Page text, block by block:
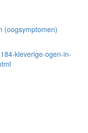
(oogsymptomen)
kleverige-ogen-in-